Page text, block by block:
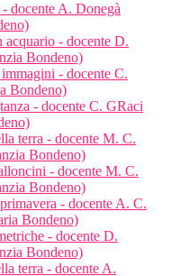
- docente A. Donegà
acquario - docente D.
Bondeno)
- docente C.
Bondeno)
- docente C. GRaci
terra - docente M. C.
Bondeno)
- docente M. C.
Bondeno)
- docente A. C.
Bondeno)
- docente D.
Bondeno)
terra - docente A.